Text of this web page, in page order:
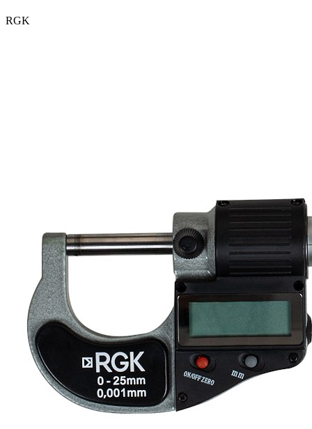
RGK